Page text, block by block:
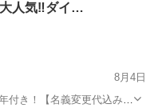
人気‼️ダイ…
8月4日
付き！【名義変更代込み】